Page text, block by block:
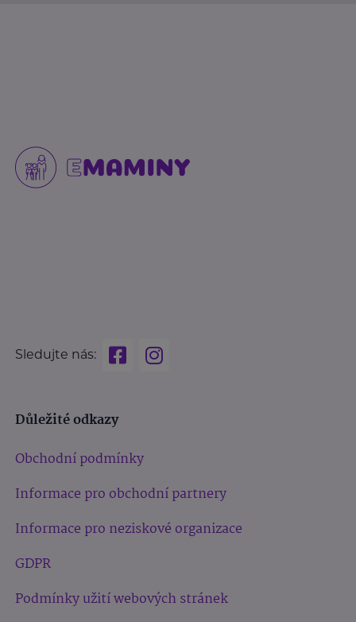
Sledujte nás:
Důležité odkazy
Obchodní podmínky
Informace pro obchodní partnery
Informace pro neziskové organizace
GDPR
Podmínky užití webových stránek